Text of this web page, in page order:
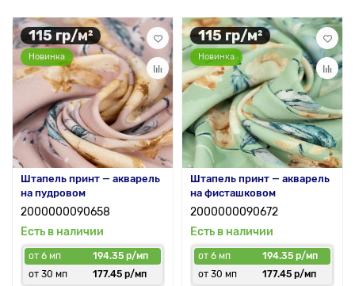
115 гр/м²
Новинка
Штапель принт — акварель
на пудровом
2000000090658
Есть в наличии
от 6 мп
194.35 р/мп
от 30 мп
177.45 р/мп
115 гр/м²
Новинка
Штапель принт — акварель
на фисташковом
2000000090672
Есть в наличии
от 6 мп
194.35 р/мп
от 30 мп
177.45 р/мп